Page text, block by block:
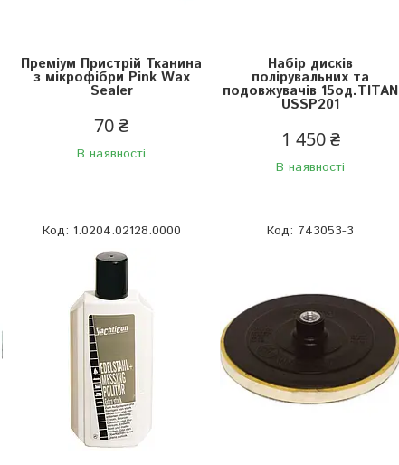
Преміум Пристрій Тканина
з мікрофібри Pink Wax
Sealer
70 ₴
В наявності
Набір дисків
полірувальних та
подовжувачів 15од.TITAN
USSP201
1 450 ₴
В наявності
1.0204.02128.0000 743053-3